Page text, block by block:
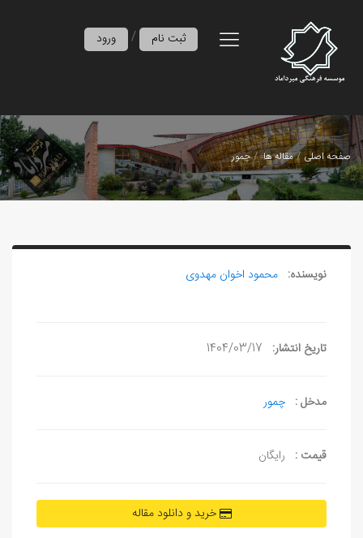
ورود / ثبت نام
صفحه اصلی مقاله ها چمور
نویسنده: محمود اخوان مهدوی
تاریخ انتشار: 1404/03/17
مدخل : چمور
قیمت : رایگان
خرید و دانلود مقاله